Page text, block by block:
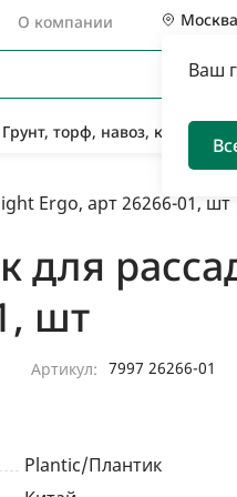
О компании Москва
Ваш
Грунт, торф, навоз, компост
Ergo, арт 26266-01, шт
для
шт
Артикул: 7997 26266-01
Plantic/Плантик